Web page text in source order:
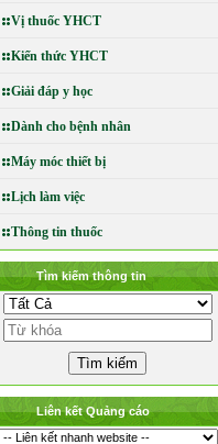
Vị thuốc YHCT
Kiến thức YHCT
Giải đáp y học
Dành cho bệnh nhân
Máy móc thiết bị
Lịch làm việc
Thông tin thuốc
Tìm kiếm thông tin
Liên kết Quảng cáo